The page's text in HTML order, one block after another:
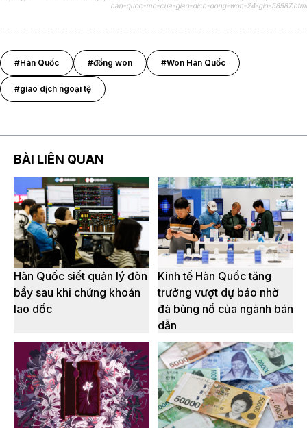
han-quoc-mo-cua-giao-dich-dong-won-24-gio-58987.html
#Hàn Quốc #đồng won #Won Hàn Quốc
#giao dịch ngoại tệ
BÀI LIÊN QUAN
Hàn Quốc siết quản lý đòn
bẩy sau khi chứng khoán
lao dốc
Kinh tế Hàn Quốc tăng
trưởng vượt dự báo nhờ
đà bùng nổ của ngành bán
dẫn